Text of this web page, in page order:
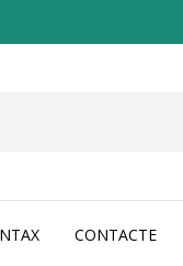
CONTACTE